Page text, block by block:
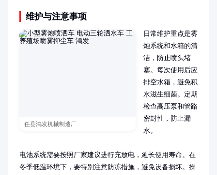
维护与注意事项
任县鸿发机械制造厂
日常维护重点是雾
炮系统和水箱的清
洁，防止喷头堵
塞。每次使用后应
排空水箱，避免积
水滋生细菌。定期
检查高压泵和管路
密封性，防止漏
水。
电池系统需要按照厂家建议进行充放电，延长使用寿命。在
冬季低温环境下，要特别注意防冻措施，避免设备损坏。操